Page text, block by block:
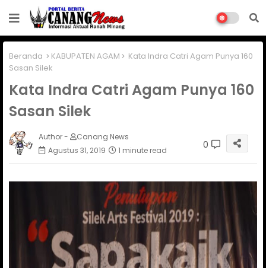
Beranda KABUPATEN AGAM
Kata Indra Catri Agam Punya 160
Sasan Silek
Kata Indra Catri Agam Punya 160
Sasan Silek
Author -
Canang News
Agustus 31, 2019
1 minute read 0